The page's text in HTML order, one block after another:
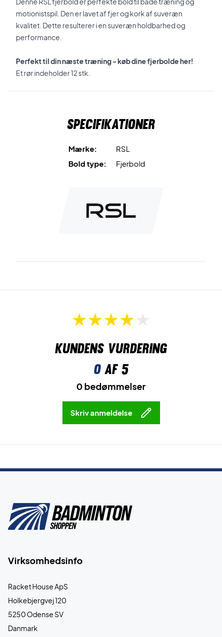
motionistspil. Den er lavet af fjer og kork af suveræn
kvalitet. Dette resulterer i en suveræn holdbarhed og
performance.
Perfekt til din næste træning - køb dine fjerbolde her!
Et rør indeholder 12 stk.
Specifikationer
Mærke:
RSL
Bold type:
Fjerbold
Kundens vurdering
0af 5
0 bedømmelser
Skriv anmeldelse
Virksomhedsinfo
Racket House ApS
Holkebjergvej 120
5250 Odense SV
Danmark